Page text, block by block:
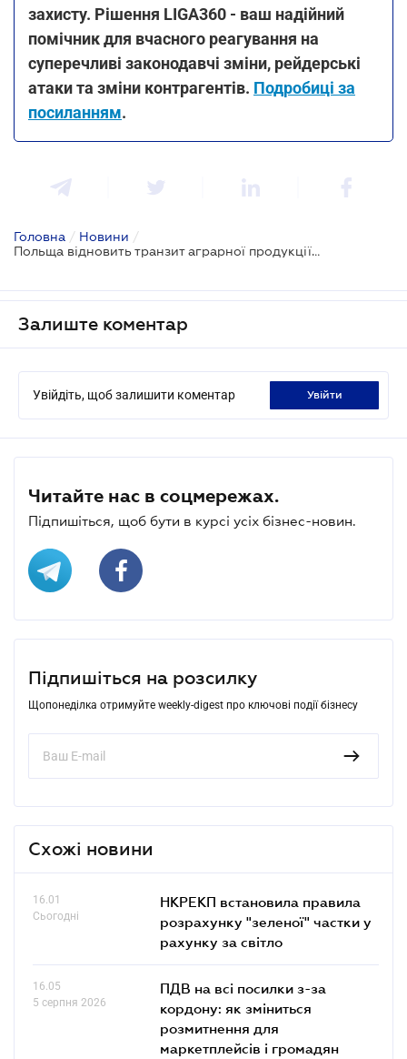
захисту. Рішення LIGA360 - ваш надійний
помічник для вчасного реагування на
суперечливі законодавчі зміни, рейдерські
атаки та зміни контрагентів. Подробиці за
посиланням.
Головна / Новини /
Польща відновить транзит аграрної продукції з України
Залиште коментар
Увійдіть, щоб залишити коментар увійти
Читайте нас в соцмережах.
Підпишіться, щоб бути в курсі усіх бізнес-новин.
Підпишіться на розсилку
Щопонеділка отримуйте weekly-digest про ключові події бізнесу
Схожі новини
16.01
Сьогодні
НКРЕКП встановила правила
розрахунку "зеленої" частки у
рахунку за світло
16.05
5 серпня 2026
ПДВ на всі посилки з-за
кордону: як зміниться
розмитнення для
маркетплейсів і громадян